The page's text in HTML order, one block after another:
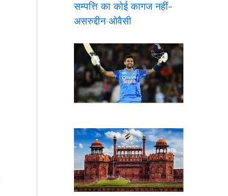
सम्पत्ति का कोई कागज नहीं-
असरुद्दीन ओवैसी